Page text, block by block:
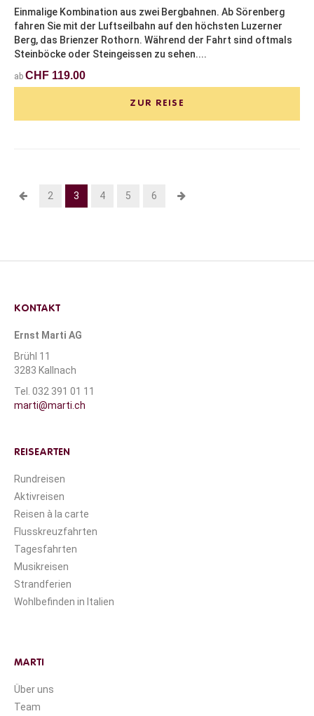
Einmalige Kombination aus zwei Bergbahnen. Ab Sörenberg
fahren Sie mit der Luftseilbahn auf den höchsten Luzerner
Berg, das Brienzer Rothorn. Während der Fahrt sind oftmals
Steinböcke oder Steingeissen zu sehen....
ab CHF 119.00
ZUR REISE
2 3 4 5 6
KONTAKT
Ernst Marti AG
Brühl 11
3283 Kallnach
Tel. 032 391 01 11
marti@marti.ch
REISEARTEN
Rundreisen
Aktivreisen
Reisen à la carte
Flusskreuzfahrten
Tagesfahrten
Musikreisen
Strandferien
Wohlbefinden in Italien
MARTI
Über uns
Team